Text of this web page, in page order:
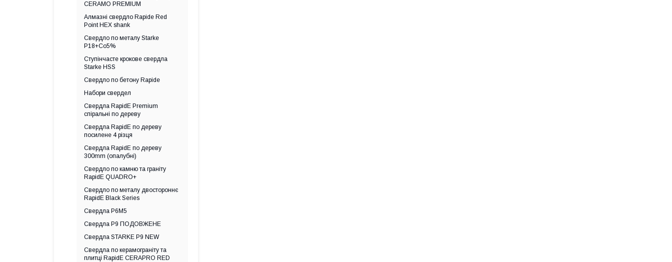
CERAMO PREMIUM
Алмазні свердло Rapide Red
Point HEX shank
Свердло по металу Starke
Р18+Co5%
Ступінчасте крокове свердла
Starke HSS
Свердло по бетону Rapide
Набори свердел
Свердла RapidE Premium
спіральні по дереву
Свердла RapidE по дереву
посилене 4 різця
Свердла RapidE по дереву
300mm (опалубні)
Свердло по камню та граніту
RapidE QUADRO+
Свердло по металу двостороннє
RapidE Black Series
Свердла Р6М5
Свердла Р9 ПОДОВЖЕНЕ
Свердла STARKE Р9 NEW
Свердла по керамограніту та
плитці RapidE CERAPRO RED